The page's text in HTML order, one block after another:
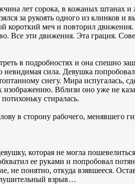
лет сорока, в кожаных штанах
за рукоять одного из клинков и
короткий меч и повторил
Все эти движения. Эта грация.
в подробностях и она спешно
невидимая сила. Девушка
снегу. Мира испугалась,
Вблизи оно уже не
стиралась.
в сторону рабочего, менявшего
которая не могла
ее руками и попробовал
не понятно, откуда взявшееся.
взрыв…